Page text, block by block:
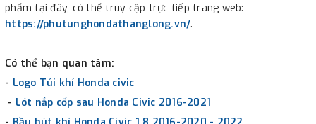
phẩm tại đây, có thể truy cập trực tiếp trang web:
https://phutunghondathanglong.vn/.
Có thể bạn quan tâm:
- Logo Túi khí Honda civic
- Lót nắp cốp sau Honda Civic 2016-2021